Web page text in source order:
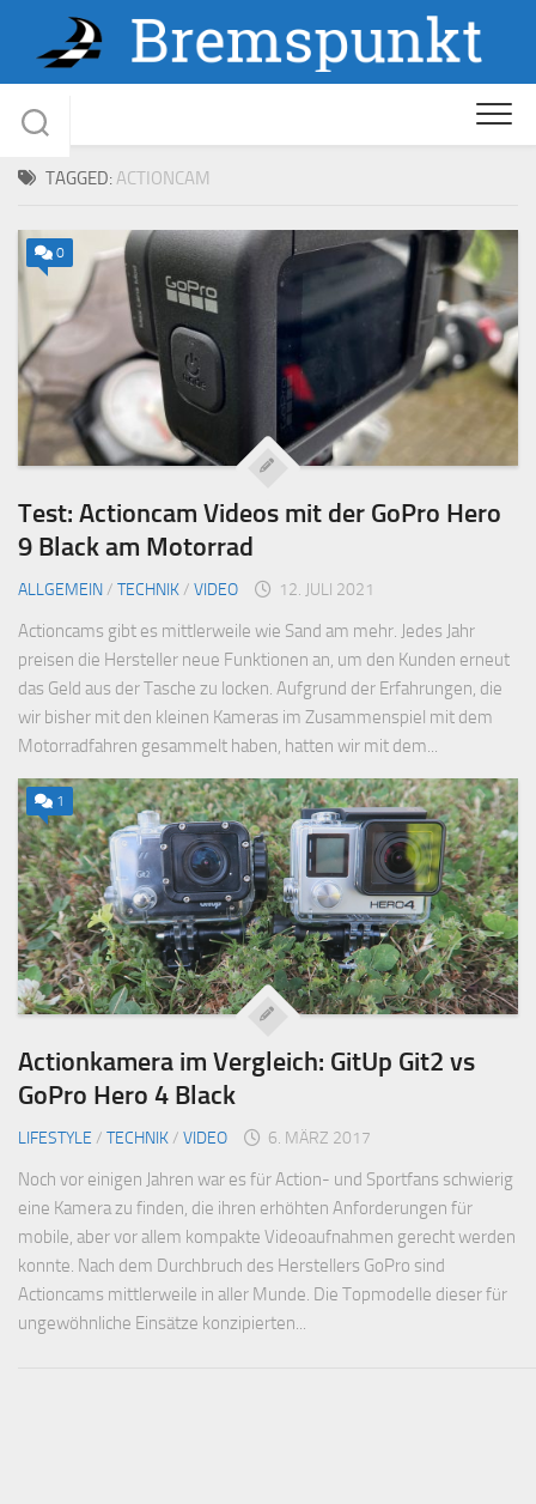
content
TAGGED:ACTIONCAM
0
Test: Actioncam Videos mit der GoPro Hero
9 Black am Motorrad
ALLGEMEIN/ TECHNIK/ VIDEO 12. JULI 2021
Actioncams gibt es mittlerweile wie Sand am mehr. Jedes Jahr
preisen die Hersteller neue Funktionen an, um den Kunden erneut
das Geld aus der Tasche zu locken. Aufgrund der Erfahrungen, die
wir bisher mit den kleinen Kameras im Zusammenspiel mit dem
Motorradfahren gesammelt haben, hatten wir mit dem...
1
Actionkamera im Vergleich: GitUp Git2 vs
GoPro Hero 4 Black
LIFESTYLE / TECHNIK/ VIDEO 6. MÄRZ 2017
Noch vor einigen Jahren war es für Action- und Sportfans schwierig
eine Kamera zu finden, die ihren erhöhten Anforderungen für
mobile, aber vor allem kompakte Videoaufnahmen gerecht werden
konnte. Nach dem Durchbruch des Herstellers GoPro sind
Actioncams mittlerweile in aller Munde. Die Topmodelle dieser für
ungewöhnliche Einsätze konzipierten...